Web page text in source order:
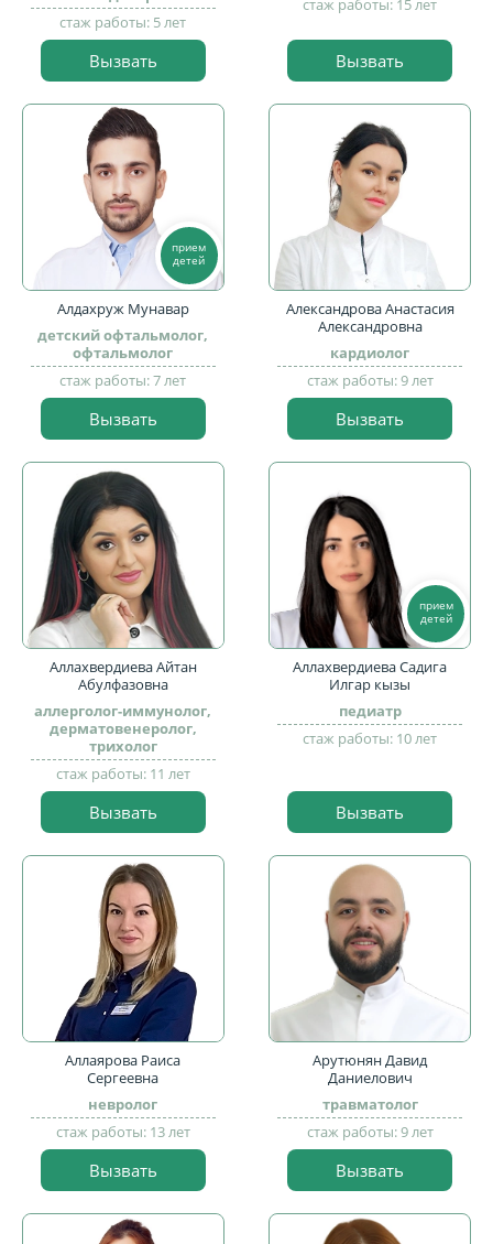
стаж работы: 5 лет
Вызвать
стаж работы: 15 лет
Вызвать
прием
детей
Алдахруж Мунавар
детский офтальмолог,
офтальмолог
стаж работы: 7 лет
Вызвать
Александрова Анастасия
Александровна
кардиолог
стаж работы: 9 лет
Вызвать
Аллахвердиева Айтан
Абулфазовна
аллерголог-иммунолог,
дерматовенеролог,
трихолог
стаж работы: 11 лет
Вызвать
прием
детей
Аллахвердиева Садига
Илгар кызы
педиатр
стаж работы: 10 лет
Вызвать
Аллаярова Раиса
Сергеевна
невролог
стаж работы: 13 лет
Вызвать
Арутюнян Давид
Даниелович
травматолог
стаж работы: 9 лет
Вызвать